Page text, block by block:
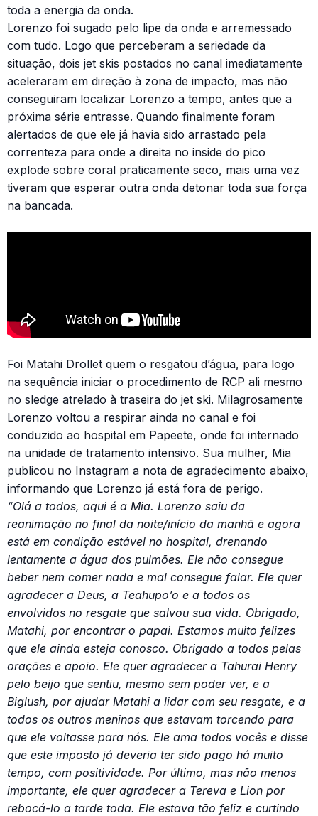
toda a energia da onda.
Lorenzo foi sugado pelo lipe da onda e arremessado
com tudo. Logo que perceberam a seriedade da
situação, dois jet skis postados no canal imediatamente
aceleraram em direção à zona de impacto, mas não
conseguiram localizar Lorenzo a tempo, antes que a
próxima série entrasse. Quando finalmente foram
alertados de que ele já havia sido arrastado pela
correnteza para onde a direita no inside do pico
explode sobre coral praticamente seco, mais uma vez
tiveram que esperar outra onda detonar toda sua força
na bancada.
Foi Matahi Drollet quem o resgatou d’água, para logo
na sequência iniciar o procedimento de RCP ali mesmo
no sledge atrelado à traseira do jet ski. Milagrosamente
Lorenzo voltou a respirar ainda no canal e foi
conduzido ao hospital em Papeete, onde foi internado
na unidade de tratamento intensivo. Sua mulher, Mia
publicou no Instagram a nota de agradecimento abaixo,
informando que Lorenzo já está fora de perigo.
“Olá a todos, aqui é a Mia. Lorenzo saiu da
reanimação no final da noite/início da manhã e agora
está em condição estável no hospital, drenando
lentamente a água dos pulmões. Ele não consegue
beber nem comer nada e mal consegue falar. Ele quer
agradecer a Deus, a Teahupo’o e a todos os
envolvidos no resgate que salvou sua vida. Obrigado,
Matahi, por encontrar o papai. Estamos muito felizes
que ele ainda esteja conosco. Obrigado a todos pelas
orações e apoio. Ele quer agradecer a Tahurai Henry
pelo beijo que sentiu, mesmo sem poder ver, e a
Biglush, por ajudar Matahi a lidar com seu resgate, e a
todos os outros meninos que estavam torcendo para
que ele voltasse para nós. Ele ama todos vocês e disse
que este imposto já deveria ter sido pago há muito
tempo, com positividade. Por último, mas não menos
importante, ele quer agradecer a Tereva e Lion por
rebocá-lo a tarde toda. Ele estava tão feliz e curtindo